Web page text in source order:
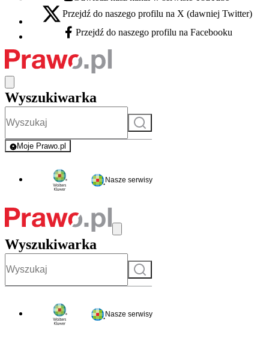
Youtube - otwiera się w nowej karcie
X - otwiera się w nowej karcie
Przejdź do naszego profilu na X (dawniej Twitter)
Facebook - otwiera się w nowej karcie
Przejdź do naszego profilu na Facebooku
Wyszukiwarka
Szukaj
Moje Prawo.pl
- rejestracja i logowanie do serwisu
Nasze serwisy
Wyszukiwarka
Szukaj
Nasze serwisy